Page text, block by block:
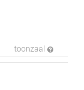
toonzaal